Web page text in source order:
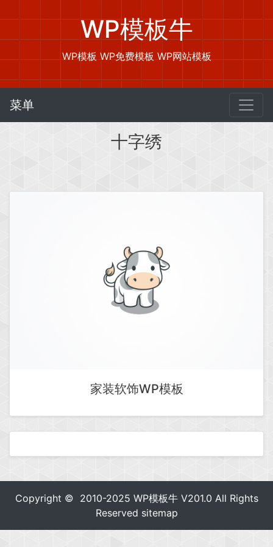
WP模板牛
WP模板 WP免费模板 WP网站模板
菜单
十字绣
家装软饰WP模板
Copyright © 2010-2025 WP模板牛V201.0 All Rights
Reserved sitemap